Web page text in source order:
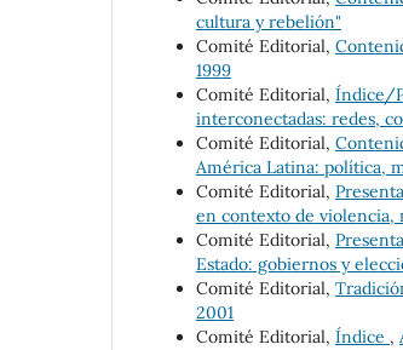
cultura y rebelión"
Comité Editorial,
1999
Comité Editorial, Índice/
interconectadas: redes,
Comité Editorial,
América Latina: política,
Comité Editorial,
en contexto de violencia,
Comité Editorial,
Estado: gobiernos y
Comité Editorial,
2001
Comité Editorial, Índice ,